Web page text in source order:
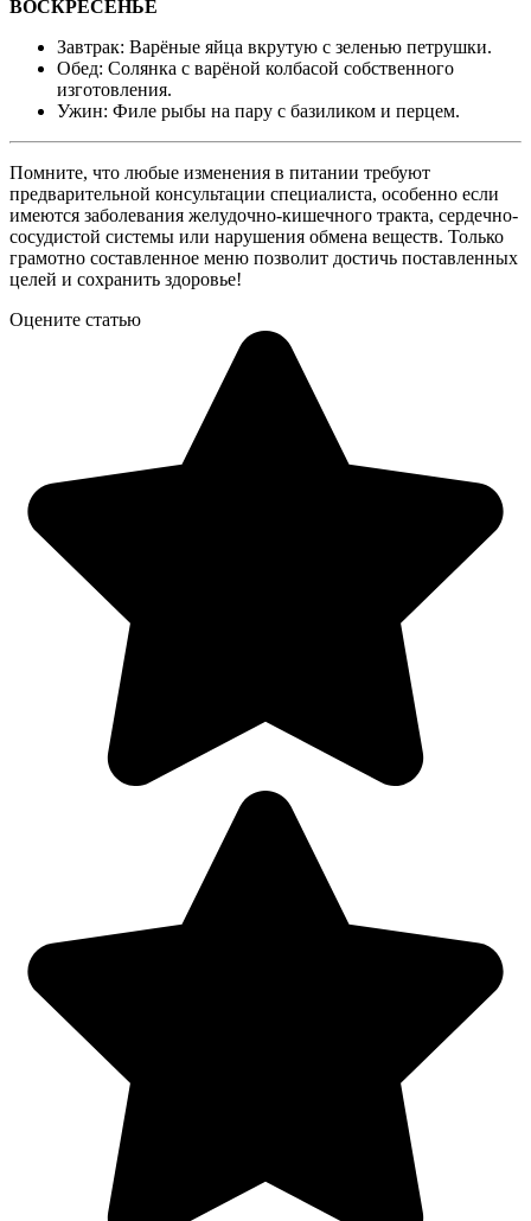
ВОСКРЕСЕНЬЕ
Завтрак: Варёные яйца вкрутую с зеленью петрушки.
Обед: Солянка с варёной колбасой собственного
изготовления.
Ужин: Филе рыбы на пару с базиликом и перцем.
Помните, что любые изменения в питании требуют
предварительной консультации специалиста, особенно если
имеются заболевания желудочно-кишечного тракта, сердечно-
сосудистой системы или нарушения обмена веществ. Только
грамотно составленное меню позволит достичь поставленных
целей и сохранить здоровье!
Оцените статью